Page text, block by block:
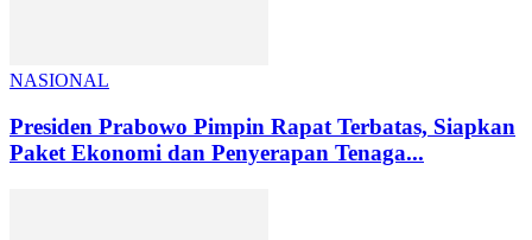
NASIONAL
Presiden Prabowo Pimpin Rapat Terbatas, Siapkan
Paket Ekonomi dan Penyerapan Tenaga...